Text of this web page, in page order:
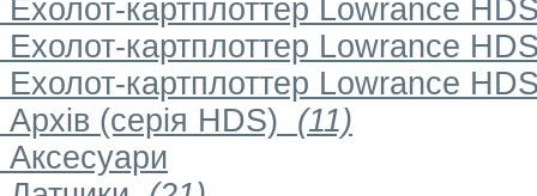
Ехолот-картплоттер Lowrance
Ехолот-картплоттер Lowrance
Ехолот-картплоттер Lowrance
Архів (серія HDS) (11)
Аксесуари